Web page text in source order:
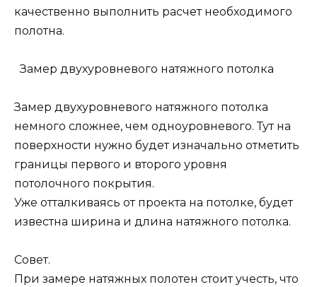
качественно выполнить расчет необходимого
полотна.
Замер двухуровневого натяжного потолка
Замер двухуровневого натяжного потолка
немного сложнее, чем одноуровневого. Тут на
поверхности нужно будет изначально отметить
границы первого и второго уровня
потолочного покрытия.
Уже отталкиваясь от проекта на потолке, будет
известна ширина и длина натяжного потолка.
Совет.
При замере натяжных полотен стоит учесть, что